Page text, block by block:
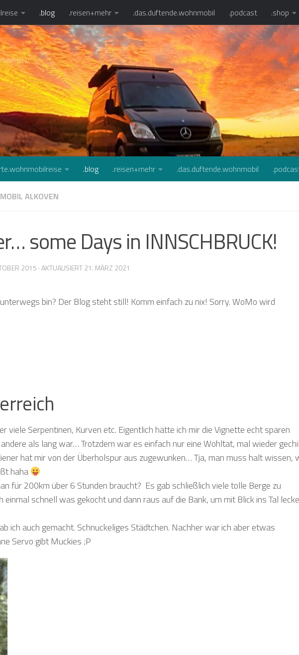
.blog .reisen+mehr .das.duftende.wohnmobil .podcast .shop
.blog .reisen+mehr .das.duftende.wohnmobil
ALKOVEN
some Days in INNSCHBRUCK!
2015 · AKTUALISIERT21. MÄRZ 2021
bin? Der Blog steht still! Komm einfach zu nix! Sorry. WoMo wird
viele Serpentinen, Kurven etc. Eigentlich hätte ich mir die Vignette echt sparen
als lang war… Trotzdem war es einfach nur eine Wohltat, mal wieder
hat mir von der Überholspur aus zugewunken… Tja, man muss halt wissen,
haha
für 200km über 6 Stunden braucht? Es gab schließlich viele tolle Berge zu
schnell was gekocht und dann raus auf die Bank, um mit Blick ins Tal
ich auch gemacht. Schnuckeliges Städtchen. Nachher war ich aber etwas
Servo gibt Muckies ;P